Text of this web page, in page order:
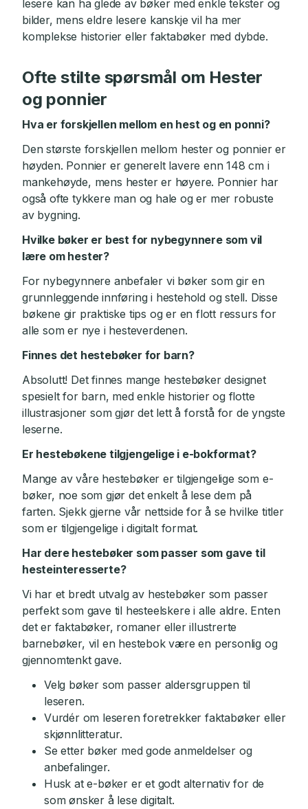
lesere kan ha glede av bøker med enkle tekster og
bilder, mens eldre lesere kanskje vil ha mer
komplekse historier eller faktabøker med dybde.
Ofte stilte spørsmål om Hester
og ponnier
Hva er forskjellen mellom en hest og en ponni?
Den største forskjellen mellom hester og ponnier er
høyden. Ponnier er generelt lavere enn 148 cm i
mankehøyde, mens hester er høyere. Ponnier har
også ofte tykkere man og hale og er mer robuste
av bygning.
Hvilke bøker er best for nybegynnere som vil
lære om hester?
For nybegynnere anbefaler vi bøker som gir en
grunnleggende innføring i hestehold og stell. Disse
bøkene gir praktiske tips og er en flott ressurs for
alle som er nye i hesteverdenen.
Finnes det hestebøker for barn?
Absolutt! Det finnes mange hestebøker designet
spesielt for barn, med enkle historier og flotte
illustrasjoner som gjør det lett å forstå for de yngste
leserne.
Er hestebøkene tilgjengelige i e-bokformat?
Mange av våre hestebøker er tilgjengelige som e-
bøker, noe som gjør det enkelt å lese dem på
farten. Sjekk gjerne vår nettside for å se hvilke titler
som er tilgjengelige i digitalt format.
Har dere hestebøker som passer som gave til
hesteinteresserte?
Vi har et bredt utvalg av hestebøker som passer
perfekt som gave til hesteelskere i alle aldre. Enten
det er faktabøker, romaner eller illustrerte
barnebøker, vil en hestebok være en personlig og
gjennomtenkt gave.
Velg bøker som passer aldersgruppen til
leseren.
Vurdér om leseren foretrekker faktabøker eller
skjønnlitteratur.
Se etter bøker med gode anmeldelser og
anbefalinger.
Husk at e-bøker er et godt alternativ for de
som ønsker å lese digitalt.